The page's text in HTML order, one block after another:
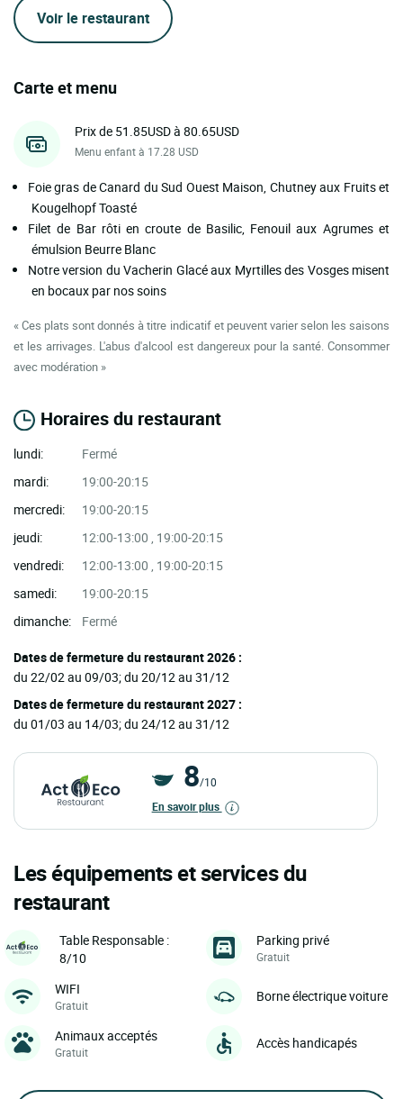
Voir le restaurant
Carte et menu
Prix de 51.85USD à 80.65USD
Menu enfant à 17.28 USD
Foie gras de Canard du Sud Ouest Maison, Chutney aux Fruits et
Kougelhopf Toasté
Filet de Bar rôti en croute de Basilic, Fenouil aux Agrumes et
émulsion Beurre Blanc
Notre version du Vacherin Glacé aux Myrtilles des Vosges misent
en bocaux par nos soins
« Ces plats sont donnés à titre indicatif et peuvent varier selon les saisons
et les arrivages. L'abus d'alcool est dangereux pour la santé. Consommer
avec modération »
Horaires du restaurant
lundi:
Fermé
mardi:
19:00-20:15
mercredi:
19:00-20:15
jeudi:
12:00-13:00 , 19:00-20:15
vendredi:
12:00-13:00 , 19:00-20:15
samedi:
19:00-20:15
dimanche:
Fermé
Dates de fermeture du restaurant 2026 :
du 22/02 au 09/03; du 20/12 au 31/12
Dates de fermeture du restaurant 2027 :
du 01/03 au 14/03; du 24/12 au 31/12
8/10
En savoir plus
Les équipements et services du
restaurant
Table Responsable :
8/10
Parking privé
Gratuit
WIFI
Gratuit
Borne électrique voiture
Animaux acceptés
Gratuit
Accès handicapés